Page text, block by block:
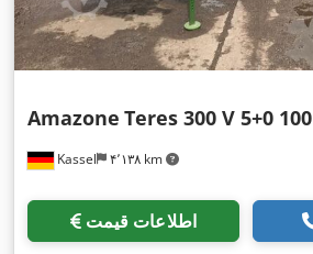
Kassel ۴٬۱۳۸ km
Amazone Teres 300 V 5+0 100
اطلاعات قیمت